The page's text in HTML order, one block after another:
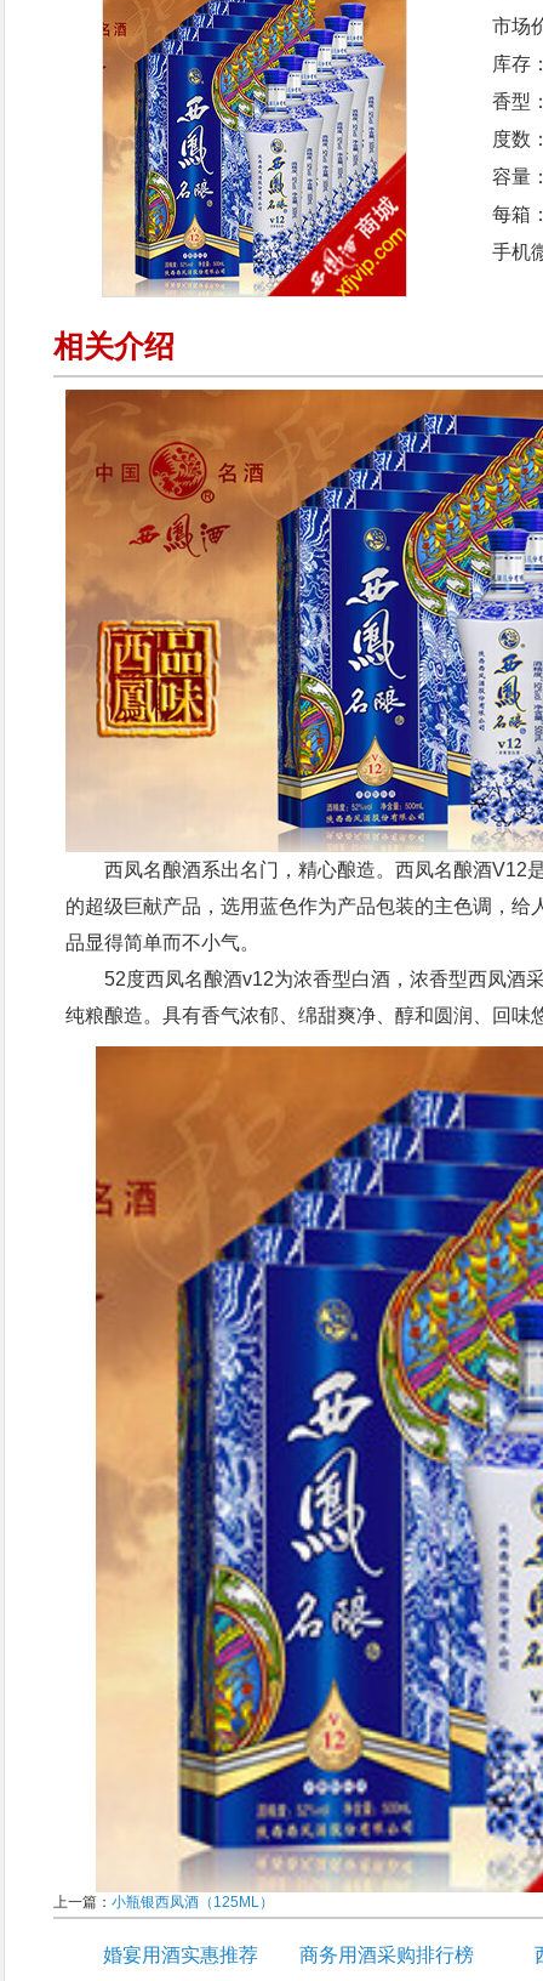
市场
库存
香型
度数
容量
每箱
手机
相关介绍
西凤名酿酒系出名门，精心酿造。西凤名酿酒V12
的超级巨献产品，选用蓝色作为产品包装的主色调，
品显得简单而不小气。
52度西凤名酿酒v12为浓香型白酒，浓香型西凤酒
纯粮酿造。具有香气浓郁、绵甜爽净、醇和圆润、回味
上一篇： 小瓶银西凤酒（125ML）
婚宴用酒实惠推荐 商务用酒采购排行榜